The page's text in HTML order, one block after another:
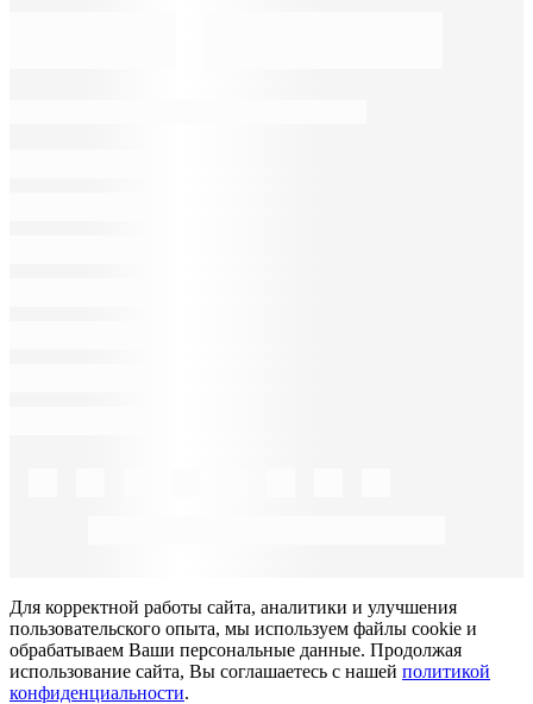
Для корректной работы сайта, аналитики и улучшения
пользовательского опыта, мы используем файлы cookie и
обрабатываем Ваши персональные данные. Продолжая
использование сайта, Вы соглашаетесь с нашей политикой
конфиденциальности.